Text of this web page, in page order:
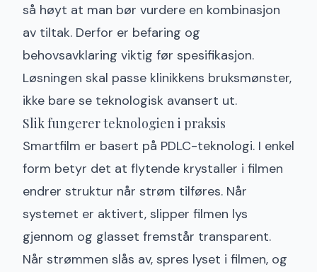
så høyt at man bør vurdere en kombinasjon
av tiltak. Derfor er befaring og
behovsavklaring viktig før spesifikasjon.
Løsningen skal passe klinikkens bruksmønster,
ikke bare se teknologisk avansert ut.
Slik fungerer teknologien i praksis
Smartfilm er basert på PDLC-teknologi. I enkel
form betyr det at flytende krystaller i filmen
endrer struktur når strøm tilføres. Når
systemet er aktivert, slipper filmen lys
gjennom og glasset fremstår transparent.
Når strømmen slås av, spres lyset i filmen, og